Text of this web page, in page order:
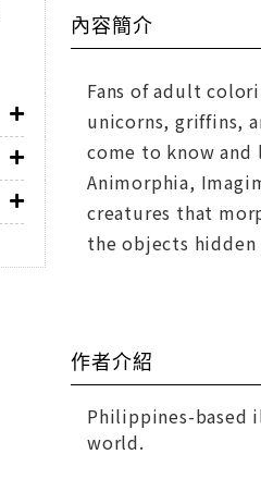
內容簡介
Fans of adult
unicorns, griffins,
come to know and
Animorphia,
creatures that
the objects
作者介紹
Philippines-based
world.